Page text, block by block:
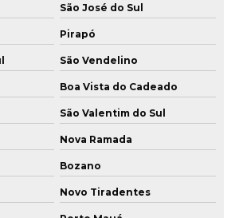
São José do Sul
Pirapó
São Vendelino
Boa Vista do Cadeado
São Valentim do Sul
Nova Ramada
Bozano
Novo Tiradentes